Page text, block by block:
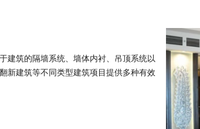
建筑的隔墙系统、墙体内衬、吊顶系统以
新建筑等不同类型建筑项目提供多种有效